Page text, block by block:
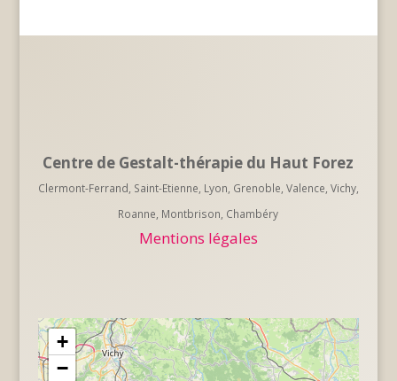
Centre de Gestalt-thérapie du Haut Forez
Clermont-Ferrand, Saint-Etienne, Lyon, Grenoble, Valence, Vichy,
Roanne, Montbrison, Chambéry
Mentions légales
+
−